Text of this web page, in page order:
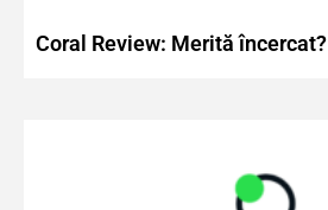
Coral Review: Merită încercat?